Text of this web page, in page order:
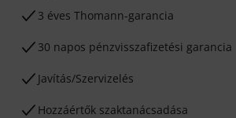
3 éves Thomann-garancia
30 napos pénzvisszafizetési garancia
Javítás/Szervizelés
Hozzáértők szaktanácsadása